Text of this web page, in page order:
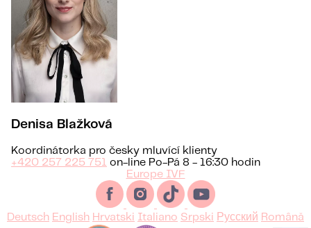
Denisa Blažková
Koordinátorka pro česky mluvící klienty
+420 257 225 751 on-line Po-Pá 8 - 16:30 hodin
Europe IVF
Deutsch English Hrvatski Italiano Srpski Русский Română